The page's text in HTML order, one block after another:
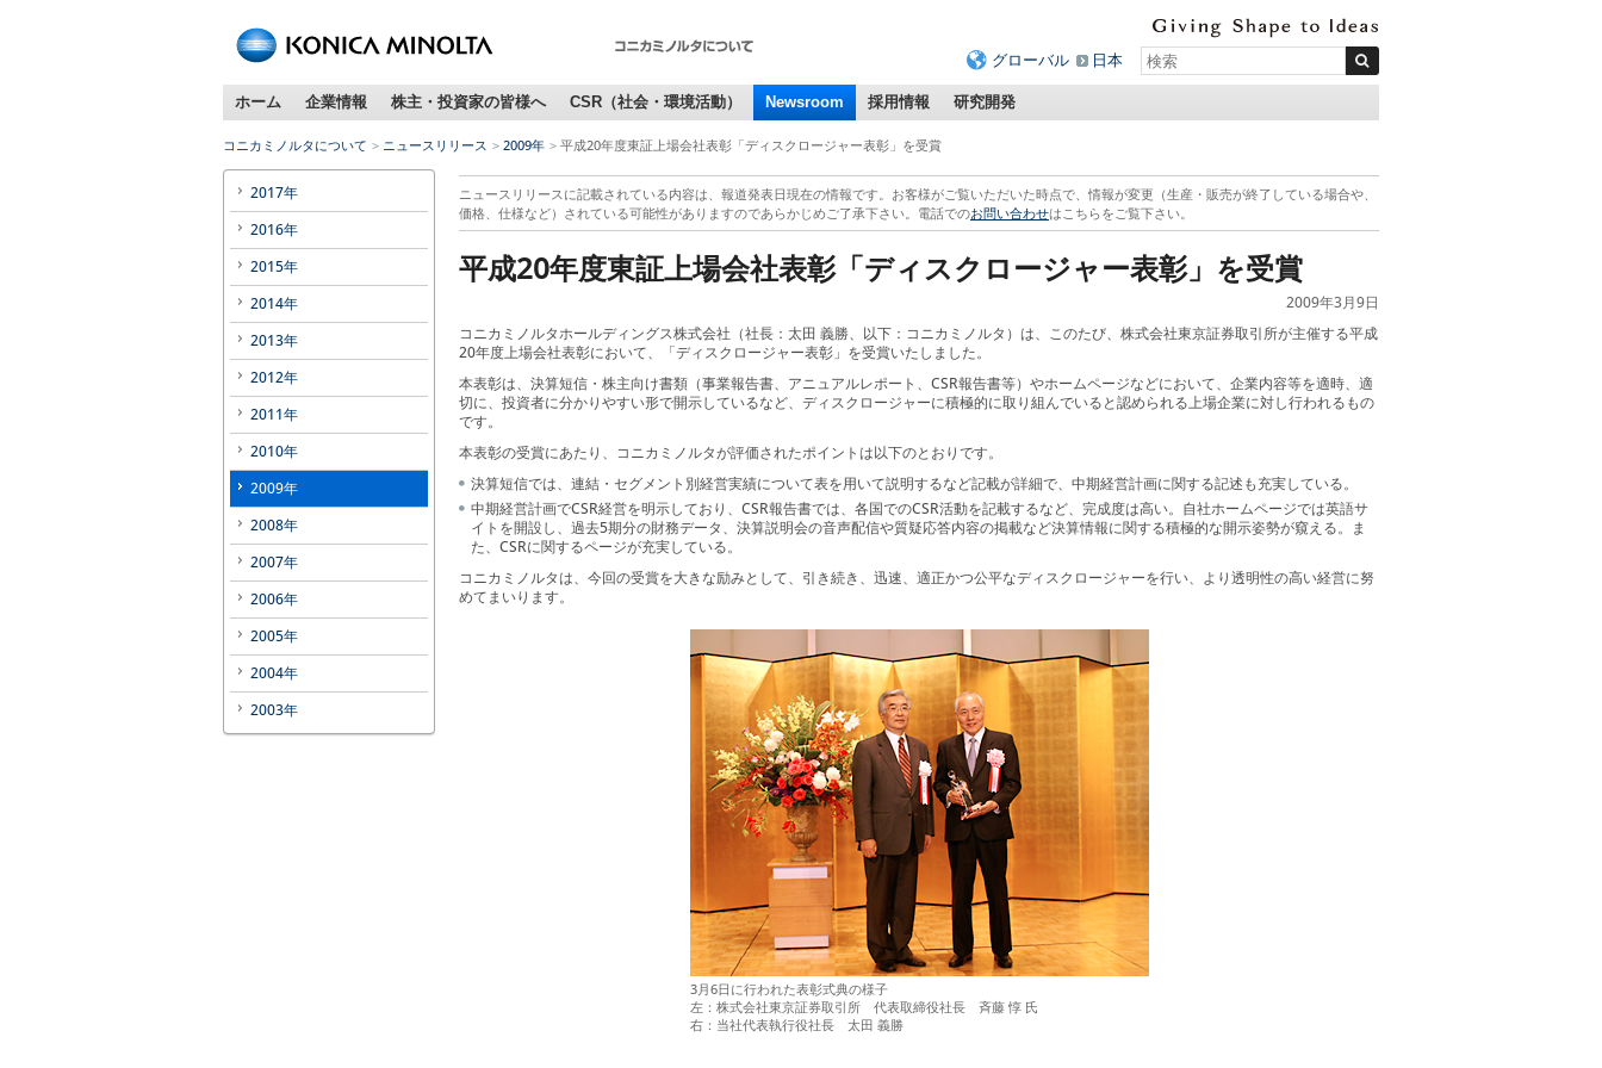
グローバル 日本
ホーム 企業情報 株主・投資家の皆様へ CSR（社会・環境活動） Newsroom 採用情報 研究開発
コニカミノルタについて ニュースリリース 2009年 平成20年度東証上場会社表彰「ディスクロージャー表彰」を受賞
ニュースリリースに記載されている内容は、報道発表日現在の情報です。お客様がご覧いただいた時点で、情報が変更（生産・販売が終了している場合や、
価格、仕様など）されている可能性がありますのであらかじめご了承下さい。電話でのお問い合わせはこちらをご覧下さい。
平成20年度東証上場会社表彰「ディスクロージャー表彰」を受賞
2009年3月9日
コニカミノルタホールディングス株式会社（社長：太田 義勝、以下：コニカミノルタ）は、このたび、株式会社東京証券取引所が主催する平成
20年度上場会社表彰において、「ディスクロージャー表彰」を受賞いたしました。
本表彰は、決算短信・株主向け書類（事業報告書、アニュアルレポート、CSR報告書等）やホームページなどにおいて、企業内容等を適時、適
切に、投資者に分かりやすい形で開示しているなど、ディスクロージャーに積極的に取り組んでいると認められる上場企業に対し行われるもの
です。
本表彰の受賞にあたり、コニカミノルタが評価されたポイントは以下のとおりです。
決算短信では、連結・セグメント別経営実績について表を用いて説明するなど記載が詳細で、中期経営計画に関する記述も充実している。
中期経営計画でCSR経営を明示しており、CSR報告書では、各国でのCSR活動を記載するなど、完成度は高い。自社ホームページでは英語サ
イトを開設し、過去5期分の財務データ、決算説明会の音声配信や質疑応答内容の掲載など決算情報に関する積極的な開示姿勢が窺える。ま
た、CSRに関するページが充実している。
コニカミノルタは、今回の受賞を大きな励みとして、引き続き、迅速、適正かつ公平なディスクロージャーを行い、より透明性の高い経営に努
めてまいります。
3月6日に行われた表彰式典の様子
左：株式会社東京証券取引所 代表取締役社長 斉藤 惇 氏
右：当社代表執行役社長 太田 義勝
2017年
2016年
2015年
2014年
2013年
2012年
2011年
2010年
2009年
2008年
2007年
2006年
2005年
2004年
2003年